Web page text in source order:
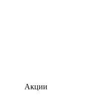
Акции